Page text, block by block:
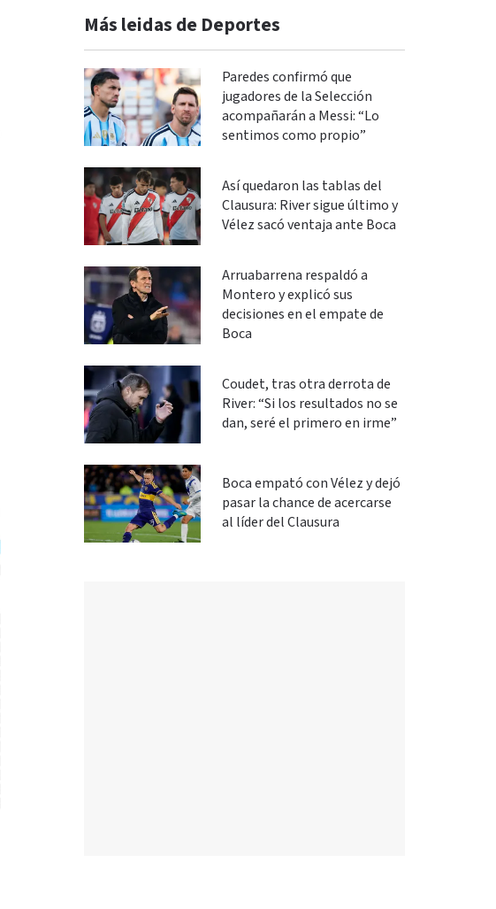
Más leidas de Deportes
Paredes confirmó que
jugadores de la Selección
acompañarán a Messi: “Lo
sentimos como propio”
Así quedaron las tablas del
Clausura: River sigue último y
Vélez sacó ventaja ante Boca
Arruabarrena respaldó a
Montero y explicó sus
decisiones en el empate de
Boca
Coudet, tras otra derrota de
River: “Si los resultados no se
dan, seré el primero en irme”
Boca empató con Vélez y dejó
pasar la chance de acercarse
al líder del Clausura